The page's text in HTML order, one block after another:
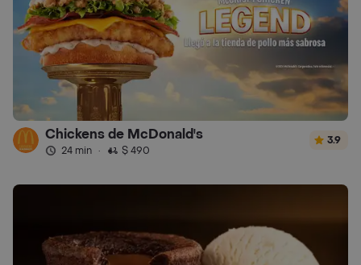
Chickens de McDonald's
24 min · $ 490
3.9